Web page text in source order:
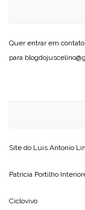
Quer entrar em
para
Site do Luis Antonio
Patricia Portilho
Ciclovivo